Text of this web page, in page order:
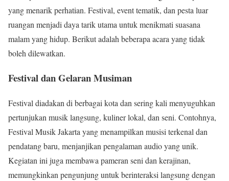
yang menarik perhatian. Festival, event tematik, dan pesta luar
ruangan menjadi daya tarik utama untuk menikmati suasana
malam yang hidup. Berikut adalah beberapa acara yang tidak
boleh dilewatkan.
Festival dan Gelaran Musiman
Festival diadakan di berbagai kota dan sering kali menyuguhkan
pertunjukan musik langsung, kuliner lokal, dan seni. Contohnya,
Festival Musik Jakarta yang menampilkan musisi terkenal dan
pendatang baru, menjanjikan pengalaman audio yang unik.
Kegiatan ini juga membawa pameran seni dan kerajinan,
memungkinkan pengunjung untuk berinteraksi langsung dengan